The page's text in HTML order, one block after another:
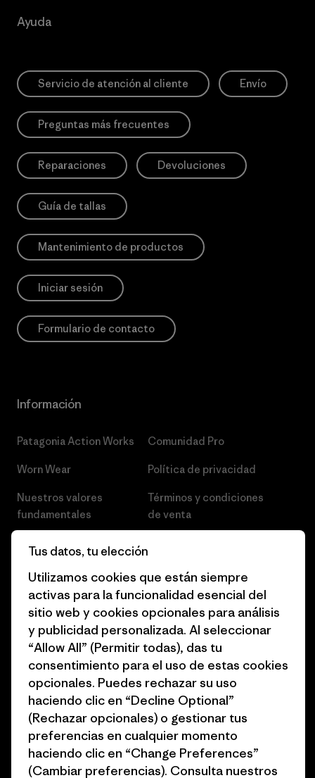
Ayuda
Servicio de atención al cliente Envío
Preguntas más frecuentes
Reparaciones Devoluciones
Guía de tallas
Mantenimiento de productos
Iniciar sesión
Formulario de contacto
Información
Patagonia Action Works
Worn Wear
Nuestros valores
fundamentales
Business Unusual
Objetivos climáticos
1% for the Planet
Cómo financiamos
Tarjetas regalo
Encuentra una tienda
Comunidad Pro
Política de privacidad
Términos y condiciones
de venta
Empleo
Prensa
Programa para profesionales
del sector
Programa de afiliados
Mapa del sitio Patagonia
España
Tus datos, tu elección
Utilizamos cookies que están siempre
activas para la funcionalidad esencial del
sitio web y cookies opcionales para análisis
y publicidad personalizada. Al seleccionar
“Allow All” (Permitir todas), das tu
consentimiento para el uso de estas cookies
opcionales. Puedes rechazar su uso
haciendo clic en “Decline Optional”
(Rechazar opcionales) o gestionar tus
preferencias en cualquier momento
haciendo clic en “Change Preferences”
(Cambiar preferencias). Consulta nuestros